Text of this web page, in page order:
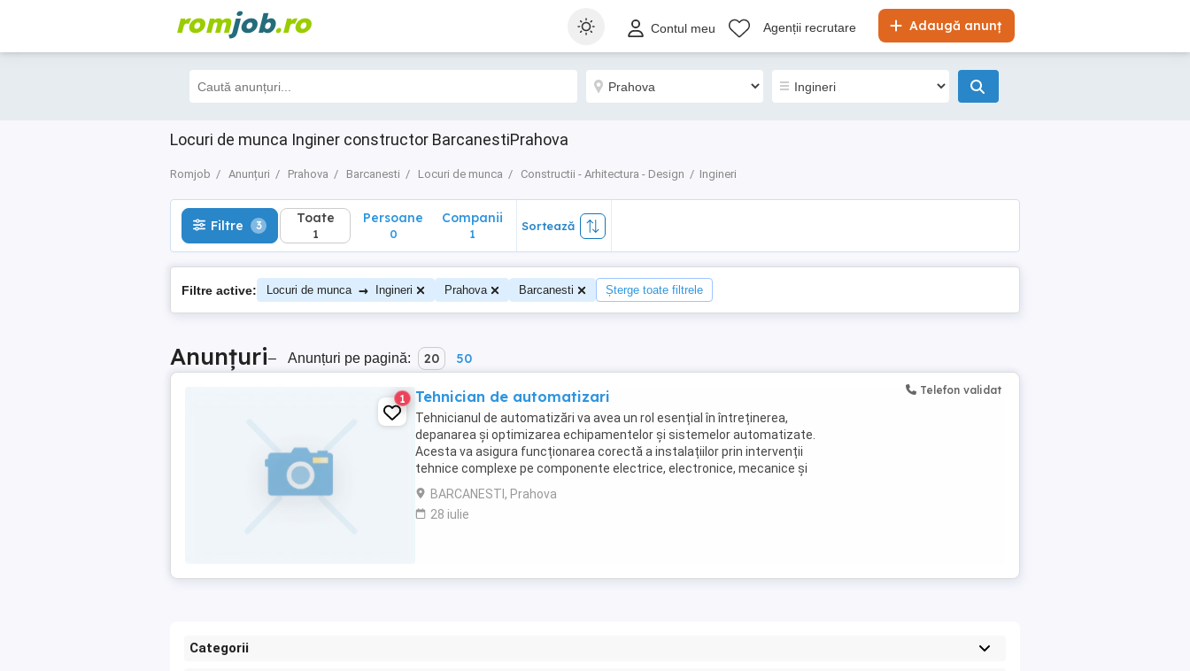
romjob.ro Adaugă anunț
Contul meu Agenții recrutare
Locuri de munca Inginer constructor BarcanestiPrahova
Romjob Anunțuri Prahova Barcanesti Locuri de munca Constructii - Arhitectura - Design Ingineri
Filtre 3 Toate
1
Filtre 3 Toate
1
Persoane
0
Companii
1
Sortează
Filtre active: Locuri de munca → Ingineri Prahova Barcanesti Șterge toate filtrele
Anunțuri– Anunțuri pe pagină: 20 50
1 Tehnician de automatizari
Tehnicianul de automatizări va avea un rol esențial în întreținerea,
depanarea și optimizarea echipamentelor și sistemelor automatizate.
Acesta va asigura funcționarea corectă a instalațiilor prin intervenții
tehnice complexe pe componente electrice, electronice, mecanice și
pneumatice, în conformitate ...
BARCANESTI, Prahova
28 iulie
Telefon validat
Categorii